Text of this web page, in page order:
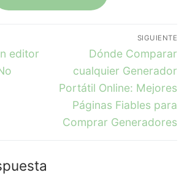
editor
SIGUIENTE
Dónde Comparar
cualquier Generador
Portátil Online: Mejores
Páginas Fiables para
Comprar Generadores